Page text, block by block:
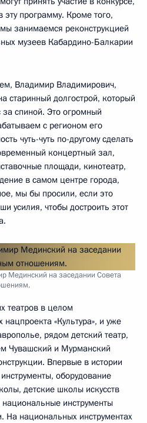
программу. Кроме того,
занимаемся реконструкцией
музеев Кабардино-Балкарии
Владимир Владимирович,
старинный долгострой, который
за спиной. Это огромный
с регионом его
чуть-чуть по-другому сделать
концертный зал,
площади, кинотеатр,
в самом центре города,
мы бы просили, если это
усилия, чтобы достроить этот
Мединский на заседании Совета
театров в целом
нацпроекта «Культура», и уже
рядом детский театр,
Чувашский и Мурманский
Впервые в истории
оборудование
детские школы искусств
инструменты
На национальных инструментах